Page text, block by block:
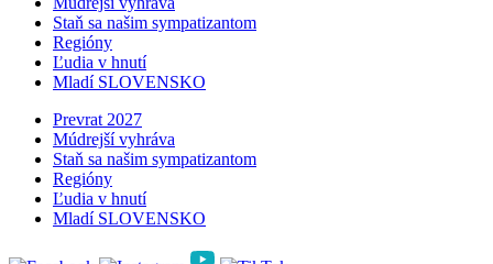
Staň sa našim sympatizantom
Regióny
Ľudia v hnutí
Mladí SLOVENSKO
Prevrat 2027
Múdrejší vyhráva
Staň sa našim sympatizantom
Regióny
Ľudia v hnutí
Mladí SLOVENSKO